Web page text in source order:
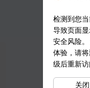
检测到您
导致页面
安全风险
体验，请
级后重新访
关闭